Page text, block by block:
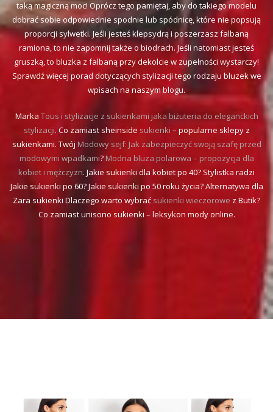
taką magiczną moc! Oprócz tego pamiętaj, aby do takiego modelu
dobrać sobie odpowiednie spodnie lub spódnicę, które nie popsują
proporcji sylwetki. Jeśli jesteś klepsydrą i poszerzasz falbaną
ramiona, to nie zapomnij także o biodrach. Jeśli natomiast jesteś
gruszką, to bluzka z falbaną przy dekolcie w zupełności wystarczy!
Sprawdź więcej porad dotyczących stylizacji tego rodzaju bluzek we
wpisach na naszym blogu.
Marka Tous i stylizacje z sukienkami jaka biżuteria do eleganckich
stylizacji. Co zamiast sheinside sukienki – popularne sklepy z
sukienkami. Twój Modowy sejf: Jak zabezpieczyć swoją szafę przed
modowymi wpadkami?Modna bluza polarowa – propozycja dla
kobiet i mężczyzn. Jakie sukienki dla kobiet po 40? Stylistka radzi
Jakie sukienki po 60? Jakie sukienki po 50 roku życia? Alternatywa dla
Zara sukienki Dlaczego warto wybrać sukienki wieczorowe z Butik?
Co zamiast unisono sukienki – leksykon mody online.